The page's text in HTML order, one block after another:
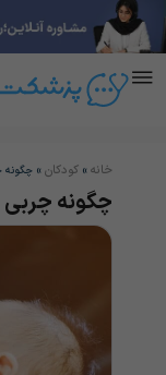
خانه » کودکان » چگونه
چگونه چربی